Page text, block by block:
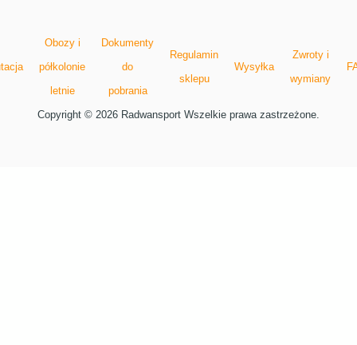
Obozy i
półkolonie
letnie
Dokumenty
do
pobrania
Regulamin
sklepu
Wysyłka
Zwroty i
wymiany
Copyright © 2026 Radwansport Wszelkie prawa zastrzeżone.